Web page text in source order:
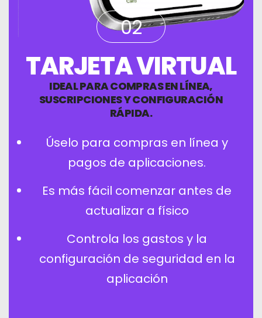
02
TARJETA VIRTUAL
IDEAL PARA COMPRAS EN LÍNEA,
SUSCRIPCIONES Y CONFIGURACIÓN
RÁPIDA.
Úselo para compras en línea y
pagos de aplicaciones.
Es más fácil comenzar antes de
actualizar a físico
Controla los gastos y la
configuración de seguridad en la
aplicación